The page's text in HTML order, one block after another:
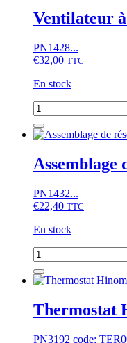
l'huile
Hinomoto
Kubota
A14,
D722,
D902,
Z402,
Z482,
Z602
Ventilateur
PN1428...
€32,00 TTC
En stock
quantité
de
Ventilateur
6
pales
Assemblage
PN1432...
€22,40 TTC
En stock
quantité
de
Assemblage
réservoir
Thermostat
PN3192 code: